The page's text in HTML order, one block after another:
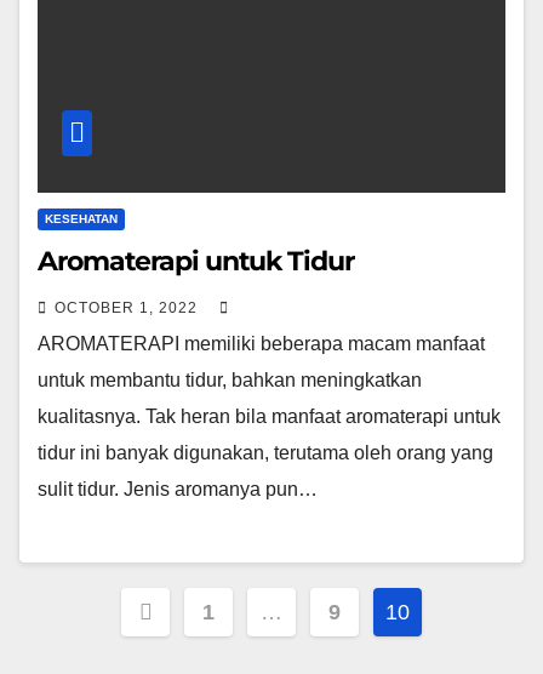
KESEHATAN
Aromaterapi untuk Tidur
OCTOBER 1, 2022
AROMATERAPI memiliki beberapa macam manfaat
untuk membantu tidur, bahkan meningkatkan
kualitasnya. Tak heran bila manfaat aromaterapi untuk
tidur ini banyak digunakan, terutama oleh orang yang
sulit tidur. Jenis aromanya pun…
Posts
1 … 9 10